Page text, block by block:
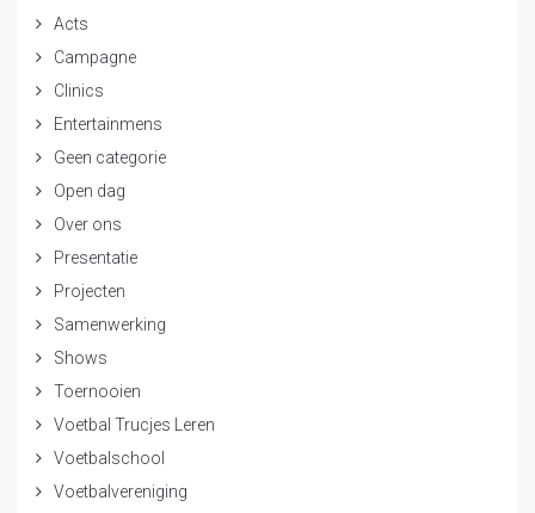
Acts
Campagne
Clinics
Entertainmens
Geen categorie
Open dag
Over ons
Presentatie
Projecten
Samenwerking
Shows
Toernooien
Voetbal Trucjes Leren
Voetbalschool
Voetbalvereniging